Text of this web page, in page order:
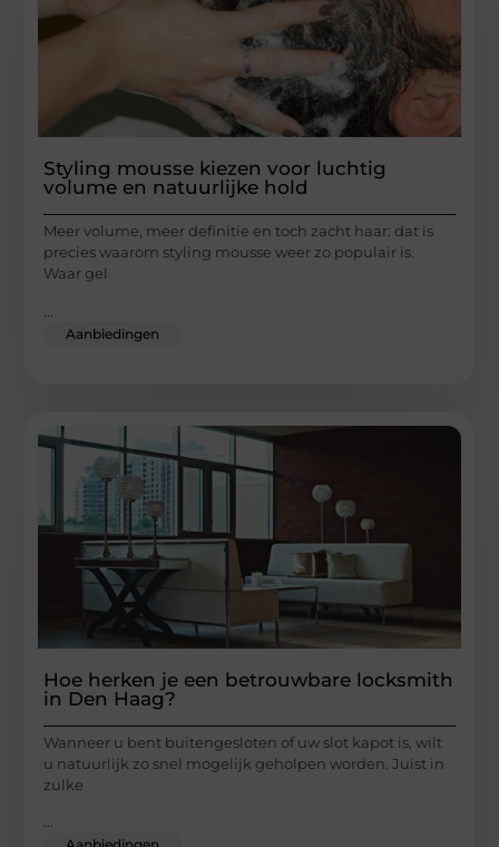
Styling mousse kiezen voor luchtig
volume en natuurlijke hold
Meer volume, meer definitie en toch zacht haar: dat is
precies waarom styling mousse weer zo populair is.
Waar gel
Aanbiedingen
Hoe herken je een betrouwbare locksmith
in Den Haag?
Wanneer u bent buitengesloten of uw slot kapot is, wilt
u natuurlijk zo snel mogelijk geholpen worden. Juist in
zulke